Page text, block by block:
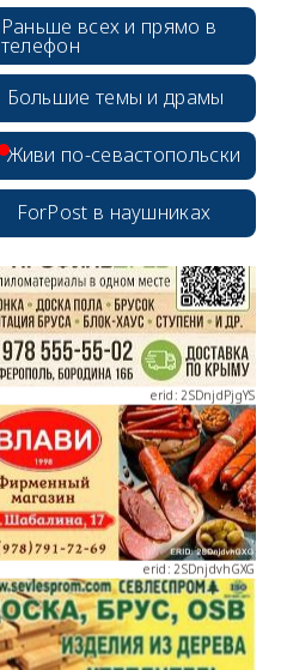
Раньше всех и прямо в
телефон
Большие темы и драмы
Живи по-севастопольски
ForPost в наушниках
erid: 2SDnjcrDNw6
erid: 2SDnjdPjgYS
erid: 2SDnjdvhGXG
erid: 2SDnjcLUypt